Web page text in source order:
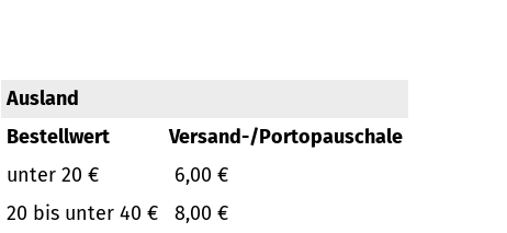
Ausland
Bestellwert
Versand-/Portopauschale
unter 20 €
6,00 €
20 bis unter 40 €
8,00 €